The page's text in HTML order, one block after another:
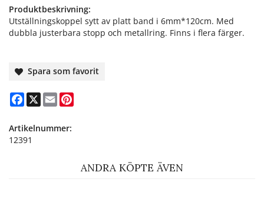
Produktbeskrivning:
Utställningskoppel sytt av platt band i 6mm*120cm. Med
dubbla justerbara stopp och metallring. Finns i flera färger.
Spara som favorit
Facebook
X Email
Artikelnummer:
12391
ANDRA KÖPTE ÄVEN